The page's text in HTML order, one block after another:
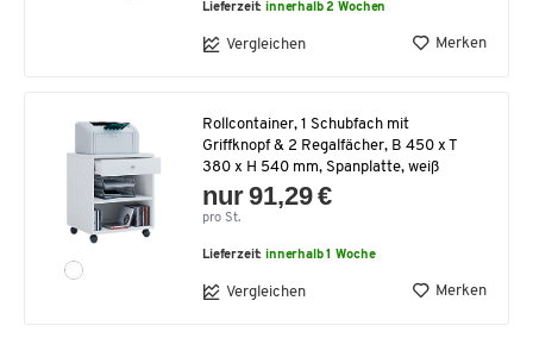
Lieferzeit:innerhalb 2 Wochen
Vergleichen Merken
Rollcontainer, 1 Schubfach mit
Griffknopf & 2 Regalfächer, B 450 x T
380 x H 540 mm, Spanplatte, weiß
nur 91,29 €
pro St.
Lieferzeit:innerhalb 1 Woche
Vergleichen Merken